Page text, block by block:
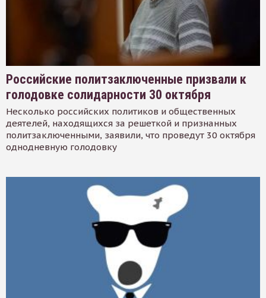
Российские политзаключенные призвали к
голодовке солидарности 30 октября
Несколько российских политиков и общественных
деятелей, находящихся за решеткой и признанных
политзаключенными, заявили, что проведут 30 октября
однодневную голодовку